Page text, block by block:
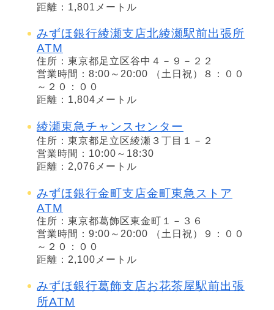
距離：1,801メートル
みずほ銀行綾瀬支店北綾瀬駅前出張所
ATM
住所：東京都足立区谷中４－９－２２
営業時間：8:00～20:00 （土日祝）８：００
～２０：００
距離：1,804メートル
綾瀬東急チャンスセンター
住所：東京都足立区綾瀬３丁目１－２
営業時間：10:00～18:30
距離：2,076メートル
みずほ銀行金町支店金町東急ストア
ATM
住所：東京都葛飾区東金町１－３６
営業時間：9:00～20:00 （土日祝）９：００
～２０：００
距離：2,100メートル
みずほ銀行葛飾支店お花茶屋駅前出張
所ATM